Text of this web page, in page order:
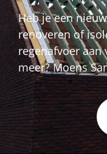
Heb je een
renoveren of
regenafvoer aan
meer? Moens